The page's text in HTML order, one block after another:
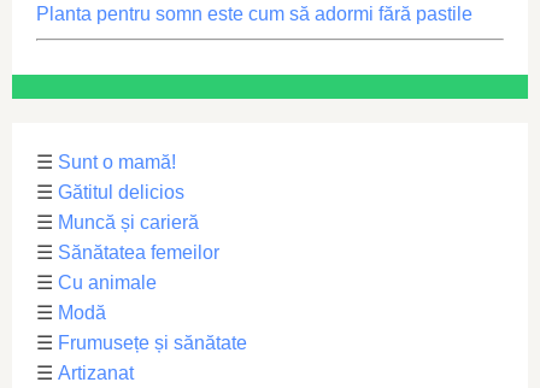
Planta pentru somn este cum să adormi fără pastile
☰ Sunt o mamă!
☰ Gătitul delicios
☰ Muncă și carieră
☰ Sănătatea femeilor
☰ Cu animale
☰ Modă
☰ Frumusețe și sănătate
☰ Artizanat